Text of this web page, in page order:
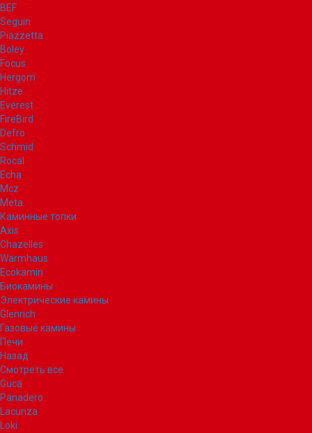
BEF
Seguin
Piazzetta
Boley
Focus
Hergom
Hitze
Everest
FireBird
Defro
Schmid
Rocal
Echa
Mcz
Meta
Каминные топки
Axis
Chazelles
Warmhaus
Ecokamin
Биокамины
Электрические камины
Glenrich
Газовые камины
Печи
Назад
Смотреть все
Guca
Panadero
Lacunza
Loki